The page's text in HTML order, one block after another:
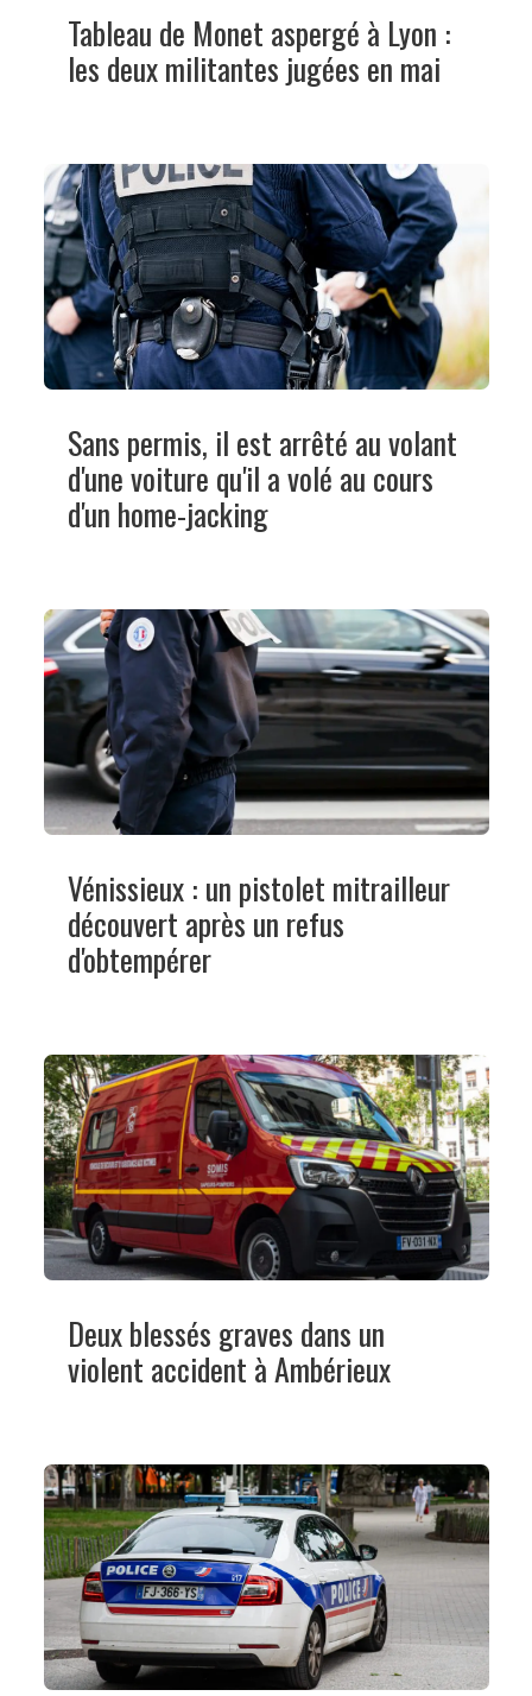
Tableau de Monet aspergé à Lyon :
les deux militantes jugées en mai
Sans permis, il est arrêté au volant
d'une voiture qu'il a volé au cours
d'un home-jacking
Vénissieux : un pistolet mitrailleur
découvert après un refus
d'obtempérer
Deux blessés graves dans un
violent accident à Ambérieux